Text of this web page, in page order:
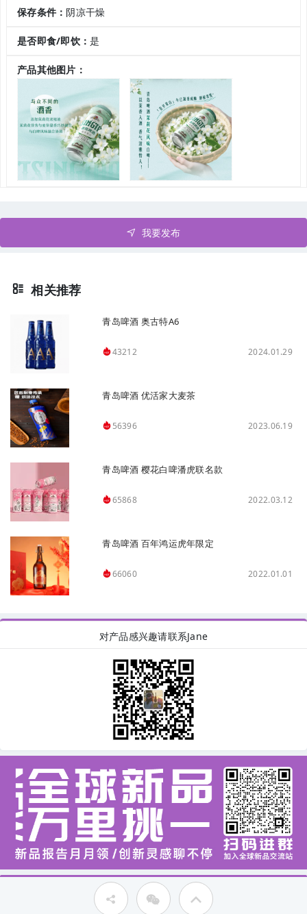
保存条件： 阴凉干燥
是否即食/即饮：是
产品其他图片：
我要发布
相关推荐
青岛啤酒 奥古特A6
43212 2024.01.29
青岛啤酒 优活家大麦茶
56396 2023.06.19
青岛啤酒 樱花白啤潘虎联名款
65868 2022.03.12
青岛啤酒 百年鸿运虎年限定
66060 2022.01.01
对产品感兴趣请联系Jane